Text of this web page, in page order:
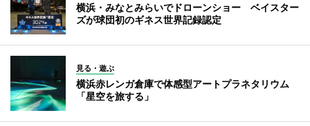
横浜・みなとみらいでドローンショー ベイスター
ズが球団初のギネス世界記録認定
見る・遊ぶ
横浜赤レンガ倉庫で体感型アートプラネタリウム
「星空を旅する」